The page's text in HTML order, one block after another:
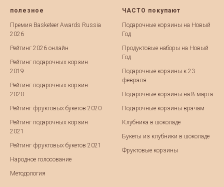
полезное
Премия Basketeer Awards Russia
2026
Рейтинг 2026 онлайн
Рейтинг подарочных корзин
2019
Рейтинг подарочных корзин
2020
Рейтинг фруктовых букетов 2020
Рейтинг подарочных корзин
2021
Рейтинг фруктовых букетов 2021
Народное голосование
Методология
ЧАСТО покупают
Подарочные корзины на Новый
Год
Продуктовые наборы на Новый
Год
Подарочные корзины к 23
февраля
Подарочные корзины на 8 марта
Подарочные корзины врачам
Клубника в шоколаде
Букеты из клубники в шоколаде
Фруктовые корзины